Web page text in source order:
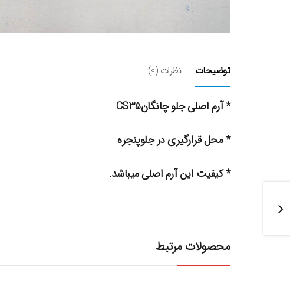
توضیحات نظرات (0)
* آرم اصلی جلو چانگانCS35
* محل قرارگیری در جلوپنجره
* کیفیت این آرم اصلی میباشد.
محصولات مرتبط